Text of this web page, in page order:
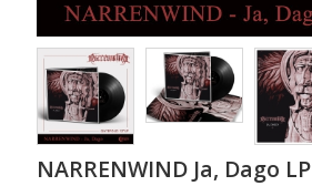
NARRENWIND Ja, Dago LP